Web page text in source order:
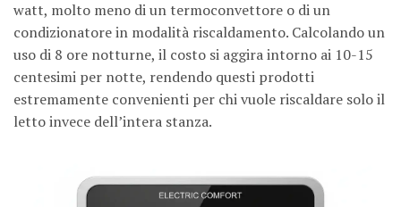
watt, molto meno di un termoconvettore o di un
condizionatore in modalità riscaldamento. Calcolando un
uso di 8 ore notturne, il costo si aggira intorno ai 10-15
centesimi per notte, rendendo questi prodotti
estremamente convenienti per chi vuole riscaldare solo il
letto invece dell’intera stanza.